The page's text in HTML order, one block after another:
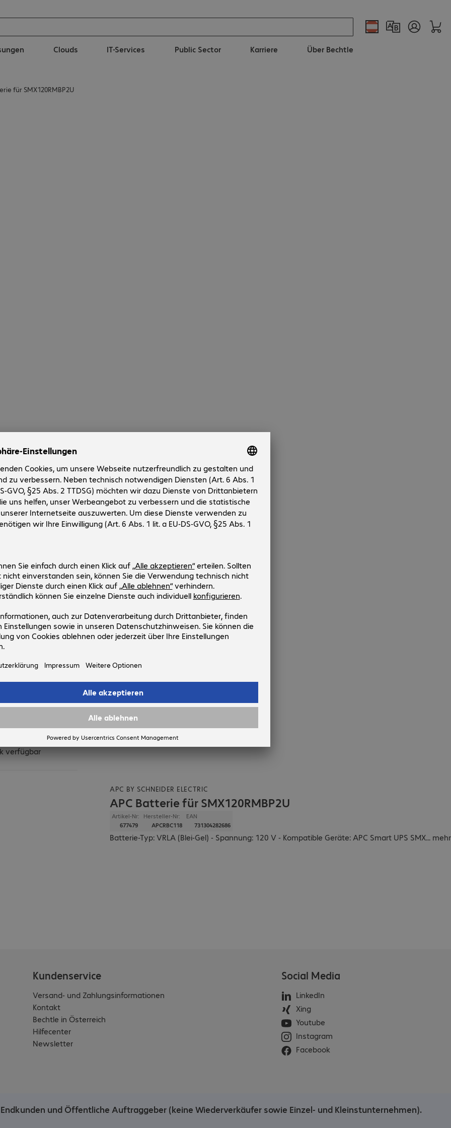
Clouds IT-Services Public Sector Karriere Über Bechtle
für SMX120RMBP2U
APC BY SCHNEIDER ELECTRIC
APC Batterie für SMX120RMBP2U
Artikel-Nr:
677479
Hersteller-Nr:
APCRBC118
EAN
731304282686
Batterie-Typ: VRLA (Blei-Gel) - Spannung: 120 V - Kompatible Geräte: APC Smart UPS SMX... mehr
514,79 inkl. € 85,80
den Warenkorb
bis 15:00 Uhr
voraussichtlich am
verfügbar
Kundenservice
Versand- und Zahlungsinformationen
Kontakt
Bechtle in Österreich
Hilfecenter
Newsletter
Social Media
LinkedIn
Xing
Youtube
Instagram
Facebook
und Öffentliche Auftraggeber (keine Wiederverkäufer sowie Einzel- und Kleinstunternehmen).